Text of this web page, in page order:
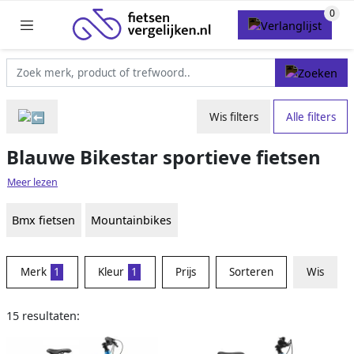
Wis filters Alle filters
Blauwe Bikestar sportieve fietsen
Meer lezen
Bmx fietsen Mountainbikes
Merk 1 Kleur 1 Prijs Sorteren Wis
15 resultaten: